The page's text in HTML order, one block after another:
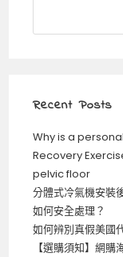
Recent Posts
Why is a
Recovery
pelvic floor
分體式冷氣機安裝
如何安全處理？
如何辨別真假美國
【選購須知】網